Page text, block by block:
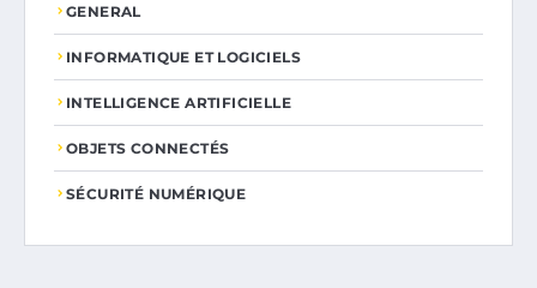
GENERAL
INFORMATIQUE ET LOGICIELS
INTELLIGENCE ARTIFICIELLE
OBJETS CONNECTÉS
SÉCURITÉ NUMÉRIQUE